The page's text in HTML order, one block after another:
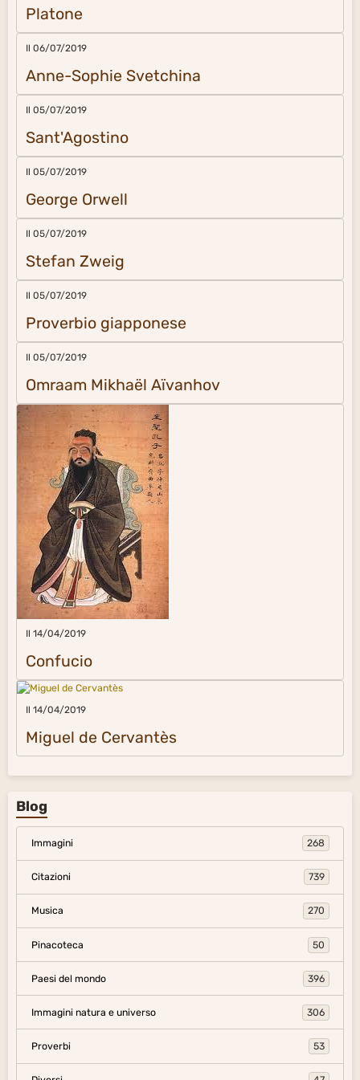
Platone
Il 06/07/2019
Anne-Sophie Svetchina
Il 05/07/2019
Sant'Agostino
Il 05/07/2019
George Orwell
Il 05/07/2019
Stefan Zweig
Il 05/07/2019
Proverbio giapponese
Il 05/07/2019
Omraam Mikhaël Aïvanhov
Il 14/04/2019
Confucio
Il 14/04/2019
Miguel de Cervantès
Blog
Immagini 268
Citazioni 739
Musica 270
Pinacoteca 50
Paesi del mondo 396
Immagini natura e universo 306
Proverbi 53